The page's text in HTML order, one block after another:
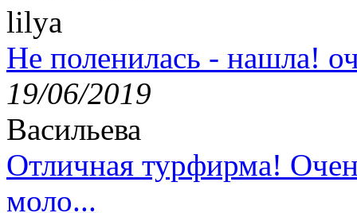
lilya
Не поленилась - нашла!
19/06/2019
Васильева
Отличная турфирма!
моло...